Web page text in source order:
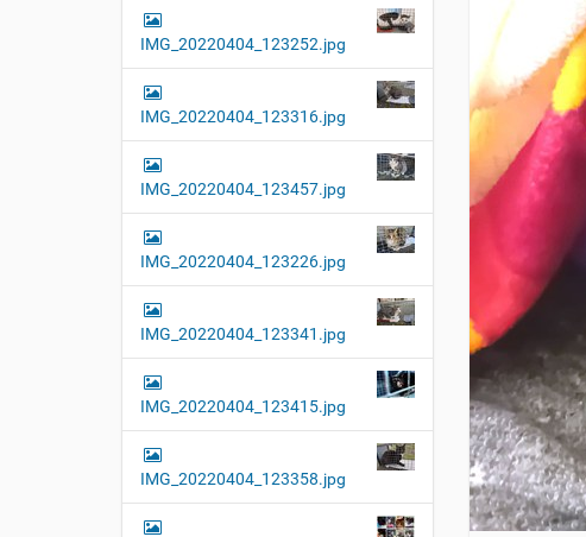
i
o
n
IMG_20220404_123252.jpg
IMG_20220404_123316.jpg
IMG_20220404_123457.jpg
IMG_20220404_123226.jpg
IMG_20220404_123341.jpg
IMG_20220404_123415.jpg
IMG_20220404_123358.jpg